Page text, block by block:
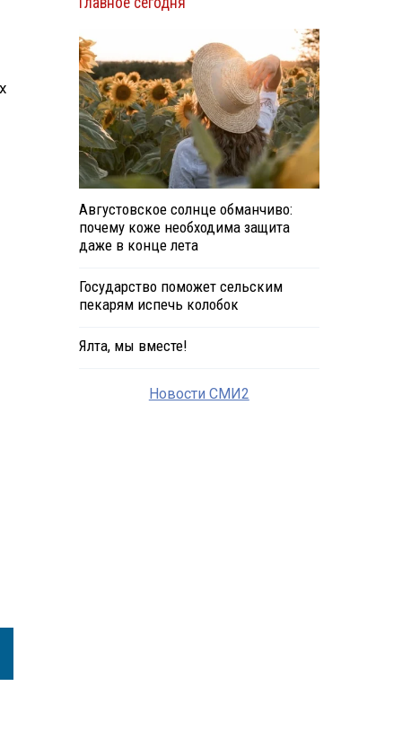
Августовское солнце обманчиво:
почему коже необходима защита
даже в конце лета
Государство поможет сельским
пекарям испечь колобок
Ялта, мы вместе!
Новости СМИ2